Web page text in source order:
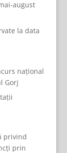
august
la data
național
Gorj
privind
prin